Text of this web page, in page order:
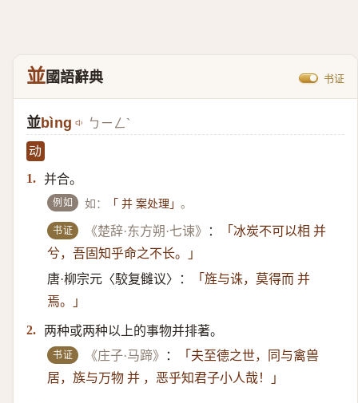
並國語辭典 书证
並bìng ㄅㄧㄥˋ
动
1. 并合。
例如 如： 「 并 案处理」。
书证 《楚辞·东方朔·七谏》 ：
「冰炭不可以相 并
兮，吾固知乎命之不长。」
唐·柳宗元〈駮复雠议〉：
「旌与诛，莫得而 并
焉。」
2. 两种或两种以上的事物并排著。
书证 《庄子·马蹄》 ：
「夫至德之世，同与禽兽
居，族与万物 并 ，恶乎知君子小人哉！」